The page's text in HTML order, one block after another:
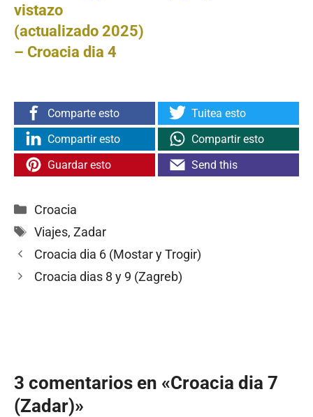
vistazo
(actualizado 2025)
– Croacia dia 4
Comparte esto
Tuitea esto
Compartir esto
Compartir esto
Guardar esto
Send this
Categorías
Croacia
Etiquetas
Viajes, Zadar
Croacia dia 6 (Mostar y Trogir)
Croacia dias 8 y 9 (Zagreb)
3 comentarios en «Croacia dia 7
(Zadar)»